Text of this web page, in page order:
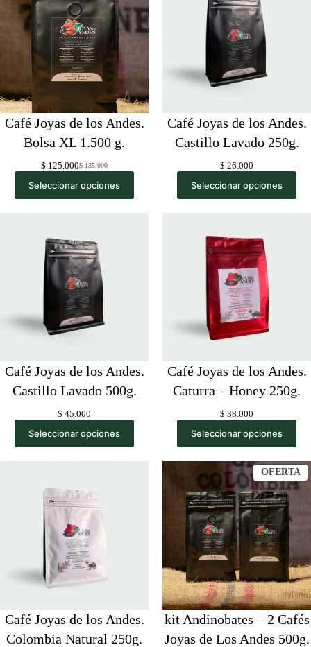
Café Joyas de los Andes.
Bolsa XL 1.500 g.
$135.000
Original
price
was:
$ 125.000Current
price
is:
Seleccionar opciones
Café Joyas de los Andes.
Castillo Lavado 250g.
$ 26.000
Seleccionar opciones
Café Joyas de los Andes.
Castillo Lavado 500g.
$ 45.000
Seleccionar opciones
Café Joyas de los Andes.
Caturra – Honey 250g.
$ 38.000
Seleccionar opciones
Café Joyas de los Andes.
Colombia Natural 250g.
OFERTA
kit Andinobates – 2 Cafés
Joyas de Los Andes 500g.